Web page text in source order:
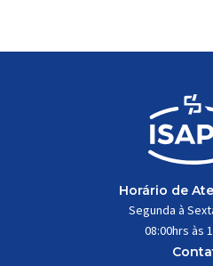
Horário de
Segunda à
08:00hrs às